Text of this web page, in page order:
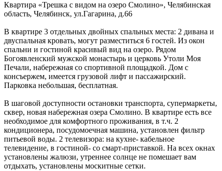
Квартира «Трешка с видом на озеро Смолино», Челябинская
область, Челябинск, ул.Гагарина, д.66
В квартире 3 отдельных двойных спальных места: 2 дивана и
двуспальная кровать, могут разместиться 6 гостей. Из окон
спальни и гостиной красивый вид на озеро. Рядом
Богоявленский мужской монастырь и церковь Утоли Моя
Печали, набережная со спортивной площадкой. Дом с
консъержем, имеется грузовой лифт и пассажирский.
Парковка небольшая, бесплатная.
В шаговой доступности остановки транспорта, супермаркеты,
сквер, новая набережная озера Смолино. В квартире есть все
необходимое для комфортного проживания, в т.ч. 2
кондиционера, посудомоечная машина, установлен фильтр
питьевой воды. 2 телевизора: на кухне- кабельное
телевидение, в гостиной- со смарт-приставкой. На всех окнах
установлены жалюзи, утреннее солнце не помешает вам
отдыхать, установлены москитные сетки.